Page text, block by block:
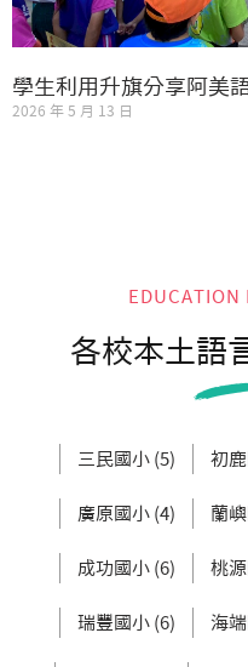
學生利用升旗分享阿美
2026 年 5 月 13 日
EDUCATION
各校本土語
三民國小 (5) 初
廣原國小 (4) 蘭
成功國小 (6) 桃
瑞豐國小 (6) 海